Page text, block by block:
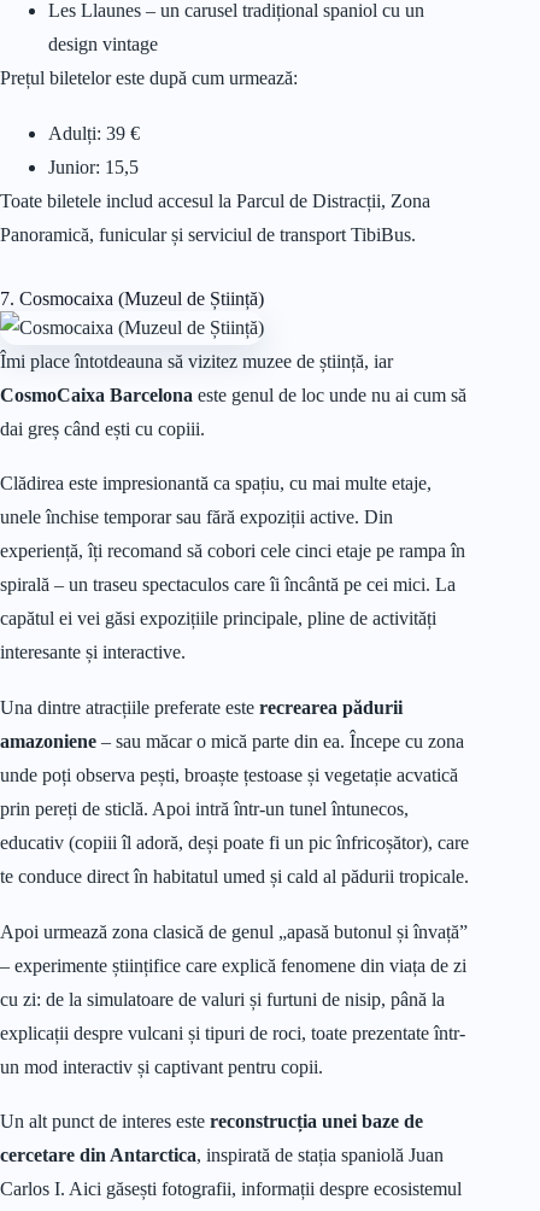
Les Llaunes – un carusel tradițional spaniol cu un
design vintage
Prețul biletelor este după cum urmează:
Adulți: 39 €
Junior: 15,5
Toate biletele includ accesul la Parcul de Distracții, Zona
Panoramică, funicular și serviciul de transport TibiBus.
7. Cosmocaixa (Muzeul de Știință)
Îmi place întotdeauna să vizitez muzee de știință, iar
CosmoCaixa Barcelona este genul de loc unde nu ai cum să
dai greș când ești cu copiii.
Clădirea este impresionantă ca spațiu, cu mai multe etaje,
unele închise temporar sau fără expoziții active. Din
experiență, îți recomand să cobori cele cinci etaje pe rampa în
spirală – un traseu spectaculos care îi încântă pe cei mici. La
capătul ei vei găsi expozițiile principale, pline de activități
interesante și interactive.
Una dintre atracțiile preferate este recrearea pădurii
amazoniene – sau măcar o mică parte din ea. Începe cu zona
unde poți observa pești, broaște țestoase și vegetație acvatică
prin pereți de sticlă. Apoi intră într-un tunel întunecos,
educativ (copiii îl adoră, deși poate fi un pic înfricoșător), care
te conduce direct în habitatul umed și cald al pădurii tropicale.
Apoi urmează zona clasică de genul „apasă butonul și învață”
– experimente științifice care explică fenomene din viața de zi
cu zi: de la simulatoare de valuri și furtuni de nisip, până la
explicații despre vulcani și tipuri de roci, toate prezentate într-
un mod interactiv și captivant pentru copii.
Un alt punct de interes este reconstrucția unei baze de
cercetare din Antarctica, inspirată de stația spaniolă Juan
Carlos I. Aici găsești fotografii, informații despre ecosistemul